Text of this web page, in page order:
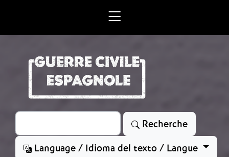
Rechercher
Recherche
Language / Idioma del texto / Langue